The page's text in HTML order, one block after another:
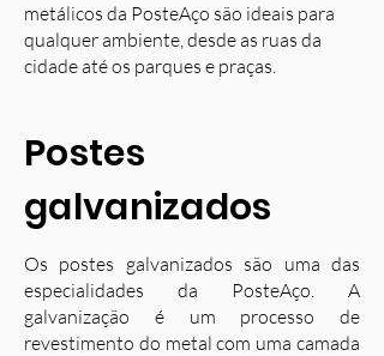
metálicos da PosteAço são ideais para
qualquer ambiente, desde as ruas da
cidade até os parques e praças.
Postes
galvanizados
Os postes galvanizados são uma das
especialidades da PosteAço. A
galvanização é um processo de
revestimento do metal com uma camada